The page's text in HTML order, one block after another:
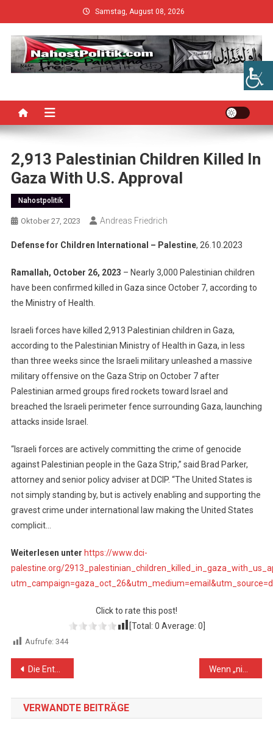
to
content
Samstag, August 08, 2026
2,913 Palestinian Children Killed In
Gaza With U.S. Approval
Nahostpolitik
Oktober 27, 2023 Andreas Friedrich
Defense for Children International – Palestine, 26.10.2023
Ramallah, October 26, 2023 – Nearly 3,000 Palestinian children
have been confirmed killed in Gaza since October 7, according to
the Ministry of Health.
Israeli forces have killed 2,913 Palestinian children in Gaza,
according to the Palestinian Ministry of Health in Gaza, in less
than three weeks since the Israeli military unleashed a massive
military offensive on the Gaza Strip on October 7 after
Palestinian armed groups fired rockets toward Israel and
breached the Israeli perimeter fence surrounding Gaza, launching
attacks inside Israel.
“Israeli forces are actively committing the crime of genocide
against Palestinian people in the Gaza Strip,” said Brad Parker,
attorney and senior policy adviser at DCIP. “The United States is
not simply standing by, but is actively enabling and supporting the
gravest crime under international law making the United States
complicit…
Weiterlesen unter https://www.dci-
palestine.org/
Click to rate this post!
[Total: 0 Average: 0
Aufrufe: 344
Beitragsnavigation
Die Entstehung der Hamas Wenn „nie wieder“ zum Kriegsruf wird
VERWANDTE BEITRÄGE